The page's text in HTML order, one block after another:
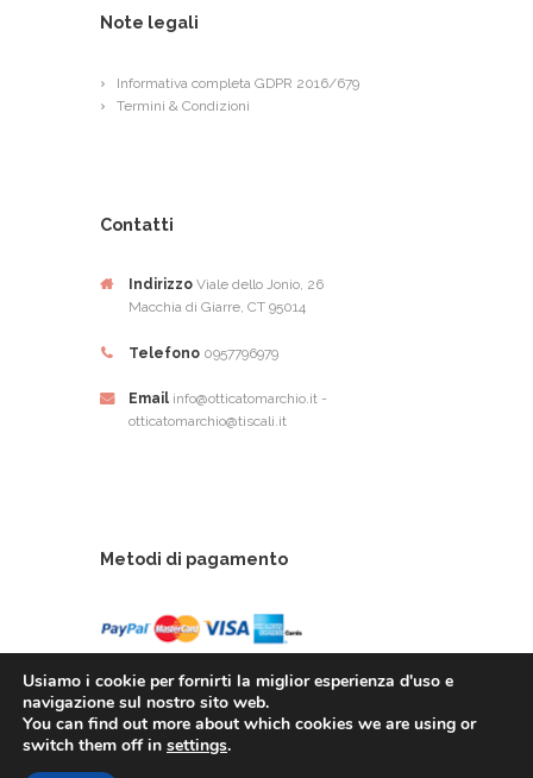
Note legali
Informativa completa GDPR 2016/679
Termini & Condizioni
Contatti
Indirizzo Viale dello Jonio, 26
Macchia di Giarre, CT 95014
Telefono 0957796979
Email info@otticatomarchio.it -
otticatomarchio@tiscali.it
Metodi di pagamento
Ottica Tomarchio di Tomachio Rosario Alfio - Via
Usiamo i cookie per fornirti la miglior esperienza d'uso e
navigazione sul nostro sito web.
You can find out more about which cookies we are using or
switch them off in settings.